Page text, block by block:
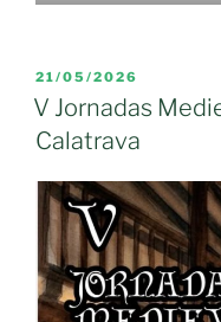
PUBLICADO
EL
21/05/2026
V Jornadas
Calatrava